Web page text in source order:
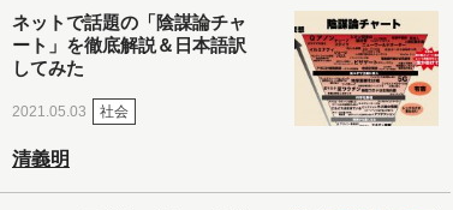
ネットで話題の「陰謀論チャ
ート」を徹底解説＆日本語訳
してみた
2021.05.03 社会
清義明